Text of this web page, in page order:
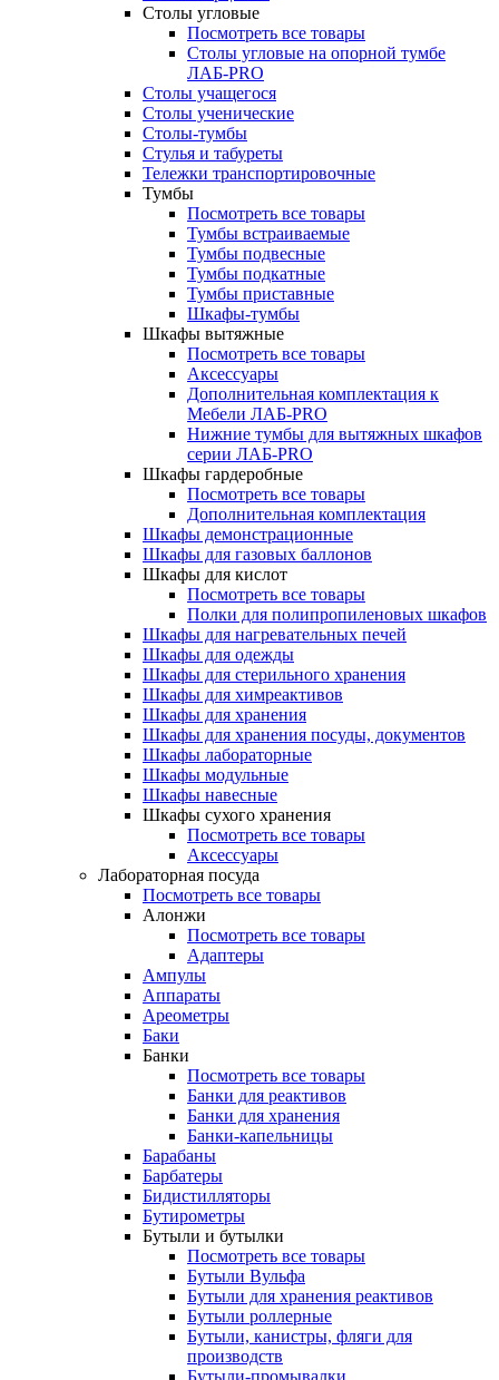
Столы угловые
Посмотреть все товары
Столы угловые на опорной тумбе
ЛАБ-PRO
Столы учащегося
Столы ученические
Столы-тумбы
Стулья и табуреты
Тележки транспортировочные
Тумбы
Посмотреть все товары
Тумбы встраиваемые
Тумбы подвесные
Тумбы подкатные
Тумбы приставные
Шкафы-тумбы
Шкафы вытяжные
Посмотреть все товары
Аксессуары
Дополнительная комплектация к
Мебели ЛАБ-PRO
Нижние тумбы для вытяжных шкафов
серии ЛАБ-PRO
Шкафы гардеробные
Посмотреть все товары
Дополнительная комплектация
Шкафы демонстрационные
Шкафы для газовых баллонов
Шкафы для кислот
Посмотреть все товары
Полки для полипропиленовых шкафов
Шкафы для нагревательных печей
Шкафы для одежды
Шкафы для стерильного хранения
Шкафы для химреактивов
Шкафы для хранения
Шкафы для хранения посуды, документов
Шкафы лабораторные
Шкафы модульные
Шкафы навесные
Шкафы сухого хранения
Посмотреть все товары
Аксессуары
Лабораторная посуда
Посмотреть все товары
Алонжи
Посмотреть все товары
Адаптеры
Ампулы
Аппараты
Ареометры
Баки
Банки
Посмотреть все товары
Банки для реактивов
Банки для хранения
Банки-капельницы
Барабаны
Барбатеры
Бидистилляторы
Бутирометры
Бутыли и бутылки
Посмотреть все товары
Бутыли Вульфа
Бутыли для хранения реактивов
Бутыли роллерные
Бутыли, канистры, фляги для
производств
Бутыли-промывалки